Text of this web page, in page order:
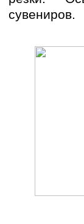
сувениров.